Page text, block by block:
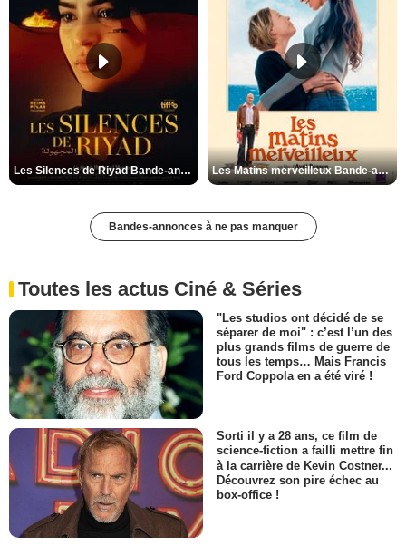
Les Silences de Riyad Bande-annonce VO STFR Les Matins merveilleux Bande-annonce VF
Bandes-annonces à ne pas manquer
Toutes les actus Ciné & Séries
"Les studios ont décidé de se
séparer de moi" : c’est l’un des
plus grands films de guerre de
tous les temps… Mais Francis
Ford Coppola en a été viré !
Sorti il y a 28 ans, ce film de
science-fiction a failli mettre fin
à la carrière de Kevin Costner...
Découvrez son pire échec au
box-office !